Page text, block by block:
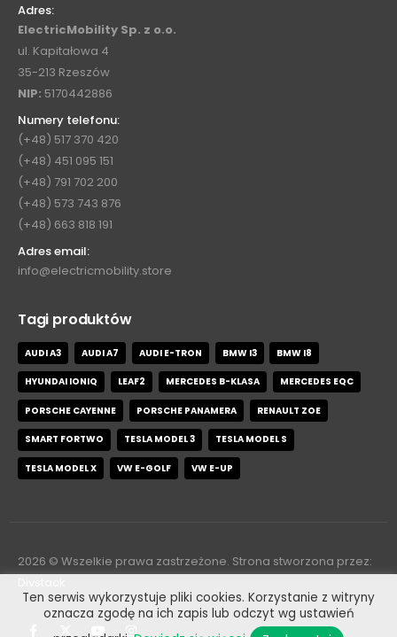
Adres:
ElectricMobility Sp. z o.o.
ul. Kapitałowa 4
35-213 Rzeszów
NIP: 5170442886
Numery telefonu:
(+48) 517 370 420
(+48) 451 095 151
(+48) 791 702 200
(+48) 573 743 876
(+48) 663 818 191
Adres email:
info@electricmobility.store
Tagi produktów
AUDI A3 AUDI A7 AUDI E-TRON BMW I3 BMW I8
HYUNDAI IONIQ LEAF2 MERCEDES B-KLASA MERCEDES EQC
PORSCHE CAYENNE PORSCHE PANAMERA RENAULT ZOE
SMART FORTWO TESLA MODEL 3 TESLA MODEL S
TESLA MODEL X VW E-GOLF VW E-UP
2026 © Wszelkie prawa zastrzeżone. Strona stworzona przez:
Ten serwis wykorzystuje pliki cookies. Korzystanie z witryny
oznacza zgodę na ich zapis lub odczyt wg ustawień